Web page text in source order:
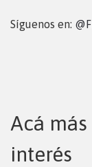
Síguenos en:
Acá
interés